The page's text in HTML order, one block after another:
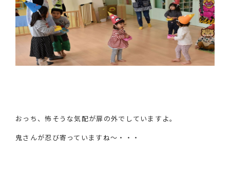
おっち、怖そうな気配が扉の外でしていますよ。
鬼さんが忍び寄っていますね～・・・